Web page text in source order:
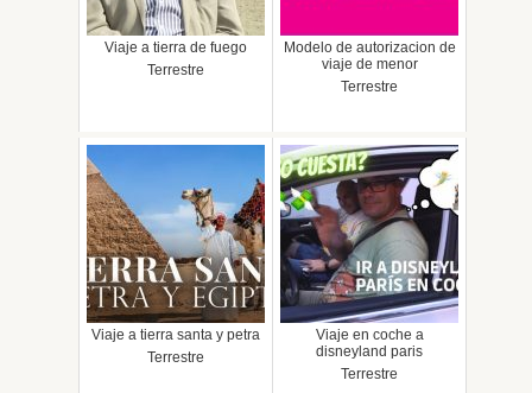
Viaje a tierra de fuego
Terrestre
Modelo de autorizacion de
viaje de menor
Terrestre
Viaje a tierra santa y petra
Terrestre
Viaje en coche a
disneyland paris
Terrestre